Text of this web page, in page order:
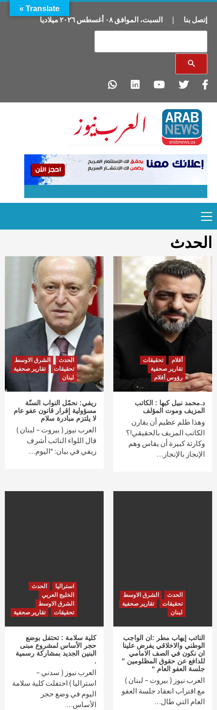
إتصل بنا | السبت، الموافق٠٨ أغسطس ٢٠٢٦ميلاديا
to
content
Menu
الحدث
أقلام
تحقيقات
تقارير صحفية
رؤوس أقلام
د.محمد نبيل كبها : الكاتب
المزيف وموت المؤلف
وهذا ظلم عظيم أن يقارن
الكاتب المزيف بالحقيقي!؟
وكارثة كبيرة أن يقاس وهم
الإنجاز بالإنجاز…
الحدث
الشرق الاوسط
تحقيقات
تقارير صحفية
لبنان
ريفي: نحمّل النواب السنّة
مسؤولية إقرار قانون عفو عام
لا يلتزم مبادرة سلام
العرب نيوز ( بيروت – لبنان )
قال اللواء النائب أشرف
ريفي في بيان: “اليوم…
الحدث
الشرق الاوسط
تحقيقات
تقارير صحفية
لبنان
النائب إيهاب مطر :ان الواجب
الوطني والاخلاقي يفرض علينا
ان نكون في الصف الامامي
للدافع عن حقوق المظلومين ”
جلسة العفو العام “
العرب نيوز ( بيروت – لبنان )
مع اقتراب انعقاد جلسة العفو
العام التي طال…
استراليا
الحدث
الخليج العربي
الشرق الاوسط
تحقيقات
تقارير صحفية
كلية سلامة : تحتفل بوضع
حجر الأساس لمشروع مبنى
البنين الجديد بمشاركة رسمية
.
العرب نيوز ( سدني –
استراليا ) احتفلت كلية سلامة
اليوم في وضع حجر
الأساس…
Translate »